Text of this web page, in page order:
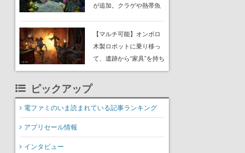
が追加。クラゲや熱帯魚
や大きな貝も
【マルチ可能】オンボロ
木製ロボットに乗り移っ
て、遺跡から“家具”を持ち
帰るホラーアクションゲ
売。迫る“腐敗”から逃げ延
び、持ち帰った家具で基
ピックアップ
電ファミのいま読まれている記事ランキング
アプリセール情報
インタビュー